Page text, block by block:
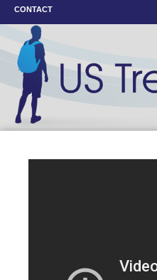
CONTACT